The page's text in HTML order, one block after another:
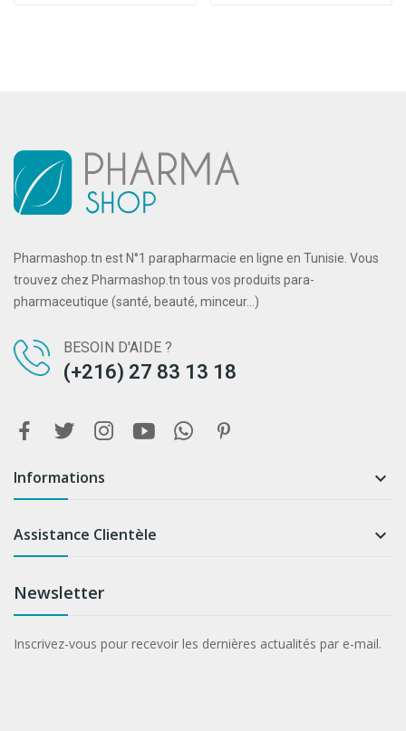
Pharmashop.tn est N°1 parapharmacie en ligne en Tunisie. Vous
trouvez chez Pharmashop.tn tous vos produits para-
pharmaceutique (santé, beauté, minceur...)
BESOIN D'AIDE ?
(+216) 27 83 13 18
Informations 
Assistance Clientèle 
Newsletter
Inscrivez-vous pour recevoir les dernières actualités par e-mail.